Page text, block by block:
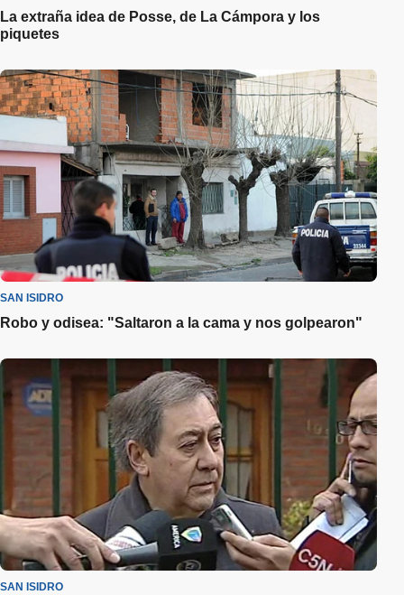
La extraña idea de Posse, de La Cámpora y los
piquetes
SAN ISIDRO
Robo y odisea: "Saltaron a la cama y nos golpearon"
SAN ISIDRO